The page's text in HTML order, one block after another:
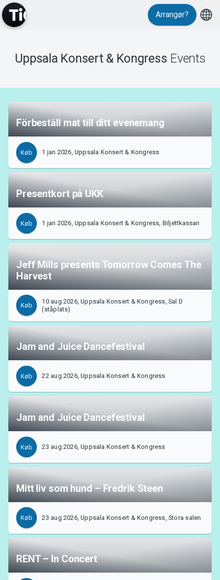
Events
MyTickster
Support
Arrangør?
Uppsala Konsert & Kongress Events
Förbeställ mat till ditt evenemang
Køb 1 jan 2026, Uppsala Konsert & Kongress
Presentkort på UKK
Køb 1 jan 2026, Uppsala Konsert & Kongress, Biljettkassan
Jeff Mills presents Tomorrow Comes The
Harvest
Køb
10 aug 2026, Uppsala Konsert & Kongress, Sal D
(ståplats)
Jam and Juice Dancefestival
Køb 22 aug 2026, Uppsala Konsert & Kongress
Jam and Juice Dancefestival
Køb 23 aug 2026, Uppsala Konsert & Kongress
Mitt liv som hund – Fredrik Steen
Køb 23 aug 2026, Uppsala Konsert & Kongress, Stora salen
RENT – In Concert